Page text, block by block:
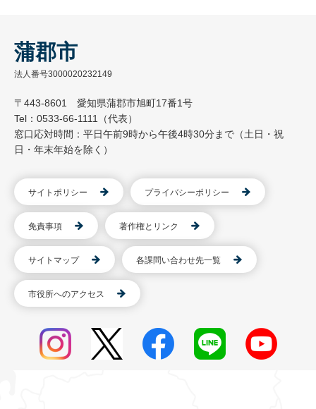
蒲郡市
法人番号3000020232149
〒443-8601 愛知県蒲郡市旭町17番1号
Tel：0533-66-1111（代表）
窓口応対時間：平日午前9時から午後4時30分まで（土日・祝
日・年末年始を除く）
サイトポリシー プライバシーポリシー
免責事項 著作権とリンク
サイトマップ 各課問い合わせ先一覧
市役所へのアクセス